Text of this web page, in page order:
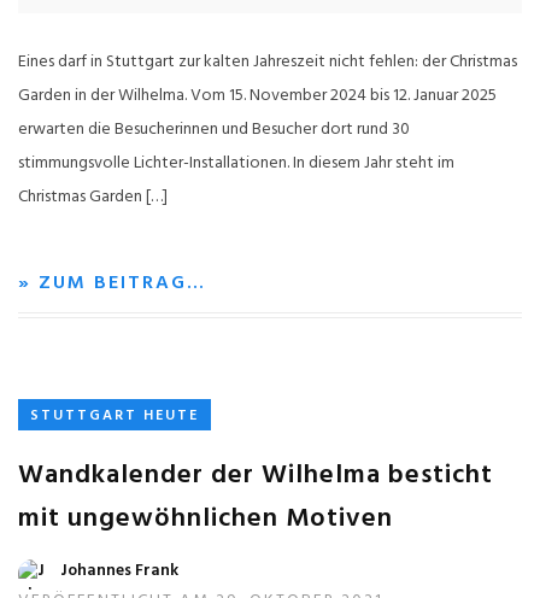
Eines darf in Stuttgart zur kalten Jahreszeit nicht fehlen: der Christmas
Garden in der Wilhelma. Vom 15. November 2024 bis 12. Januar 2025
erwarten die Besucherinnen und Besucher dort rund 30
stimmungsvolle Lichter-Installationen. In diesem Jahr steht im
Christmas Garden […]
» ZUM BEITRAG…
STUTTGART HEUTE
Wandkalender der Wilhelma besticht
mit ungewöhnlichen Motiven
Johannes Frank